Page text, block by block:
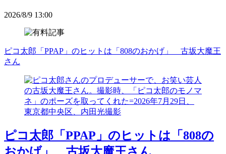
2026/8/9 13:00
ピコ太郎「PPAP」のヒットは「808のおかげ」 古坂大魔王
さん
ピコ太郎「PPAP」のヒットは「808の